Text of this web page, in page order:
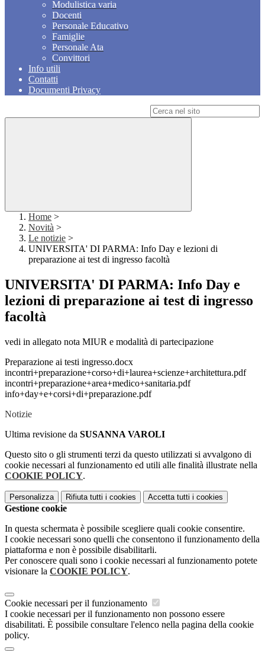
Modulistica varia
Docenti
Personale Educativo
Famiglie
Personale Ata
Convittori
Info utili
Contatti
Documenti Privacy
Home >
Novità >
Le notizie >
UNIVERSITA' DI PARMA: Info Day e lezioni di
preparazione ai test di ingresso facoltà
UNIVERSITA' DI PARMA: Info Day e
lezioni di preparazione ai test di ingresso
facoltà
vedi in allegato nota MIUR e modalità di partecipazione
Preparazione ai testi ingresso.docx
incontri+preparazione+corso+di+laurea+scienze+architettura.pdf
incontri+preparazione+area+medico+sanitaria.pdf
info+day+e+corsi+di+preparazione.pdf
Notizie
Ultima revisione da SUSANNA VAROLI
Questo sito o gli strumenti terzi da questo utilizzati si avvalgono di
cookie necessari al funzionamento ed utili alle finalità illustrate nella
COOKIE POLICY.
Personalizza Rifiuta tutti i cookies Accetta tutti i cookies
Gestione cookie
In questa schermata è possibile scegliere quali cookie consentire.
I cookie necessari sono quelli che consentono il funzionamento della
piattaforma e non è possibile disabilitarli.
Per conoscere quali sono i cookie necessari al funzionamento potete
visionare la COOKIE POLICY.
Cookie necessari per il funzionamento
I cookie necessari per il funzionamento non possono essere
disabilitati. È possibile consultare l'elenco nella pagina della cookie
policy.